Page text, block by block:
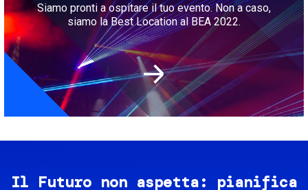
Siamo pronti a ospitare il tuo evento. Non a caso,
siamo la Best Location al BEA 2022.
Il Futuro non aspetta: pianifica